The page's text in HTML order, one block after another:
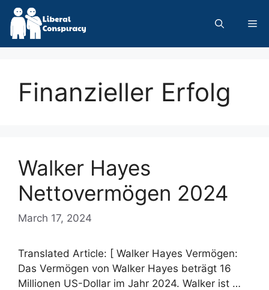
Skip
content
Finanzieller Erfolg
Walker Hayes
Nettovermögen 2024
March 17, 2024
Translated Article: [ Walker Hayes Vermögen:
Das Vermögen von Walker Hayes beträgt 16
Millionen US-Dollar im Jahr 2024. Walker ist …